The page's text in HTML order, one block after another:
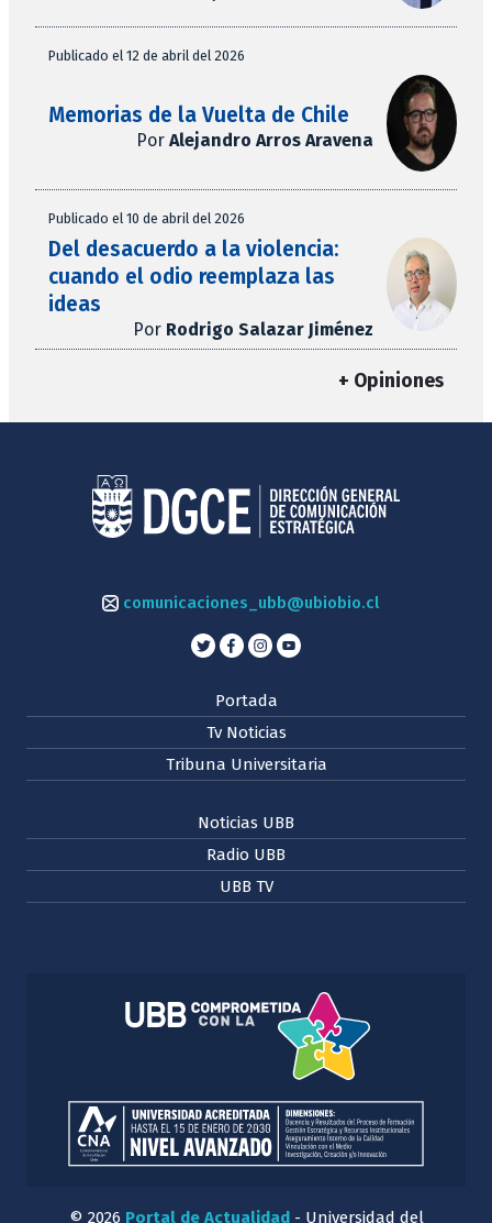
Publicado el 12 de abril del 2026
Memorias de la Vuelta de Chile
Por Alejandro Arros Aravena
Publicado el 10 de abril del 2026
Del desacuerdo a la violencia:
cuando el odio reemplaza las
ideas
Por Rodrigo Salazar Jiménez
+ Opiniones
comunicaciones_ubb@ubiobio.cl
Portada
Tv Noticias
Tribuna Universitaria
Noticias UBB
Radio UBB
UBB TV
© 2026 Portal de Actualidad- Universidad del